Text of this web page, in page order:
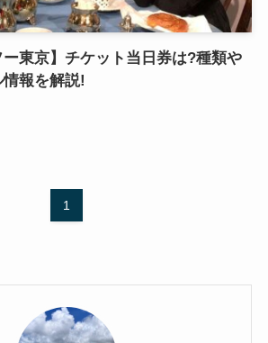
ー東京】チケット当日券は?種類や
報を解説!
1